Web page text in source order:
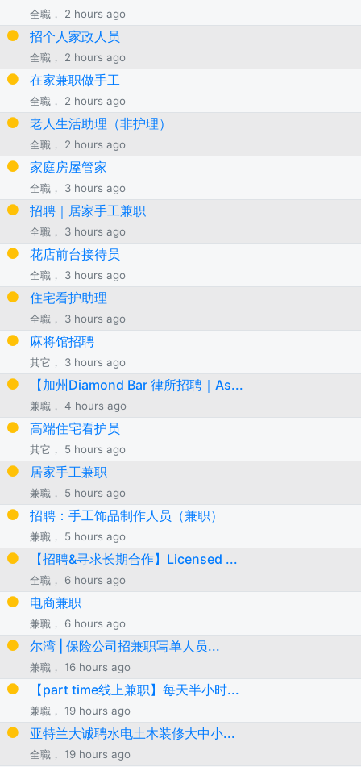
全職， 2 hours ago
招个人家政人员
全職， 2 hours ago
在家兼职做手工
全職， 2 hours ago
老人生活助理（非护理）
全職， 2 hours ago
家庭房屋管家
全職， 3 hours ago
招聘｜居家手工兼职
全職， 3 hours ago
花店前台接待员
全職， 3 hours ago
住宅看护助理
全職， 3 hours ago
麻将馆招聘
其它， 3 hours ago
【加州Diamond Bar 律所招聘｜As...
兼職， 4 hours ago
高端住宅看护员
其它， 5 hours ago
居家手工兼职
兼職， 5 hours ago
招聘：手工饰品制作人员（兼职）
兼職， 5 hours ago
【招聘&寻求长期合作】Licensed ...
全職， 6 hours ago
电商兼职
兼職， 6 hours ago
尔湾 | 保险公司招兼职写单人员...
兼職， 16 hours ago
【part time线上兼职】每天半小时...
兼職， 19 hours ago
亚特兰大诚聘水电土木装修大中小...
全職， 19 hours ago